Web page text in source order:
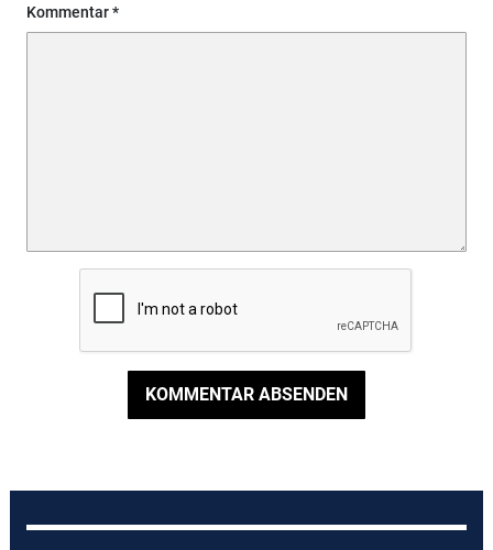
Kommentar
KOMMENTAR ABSENDEN